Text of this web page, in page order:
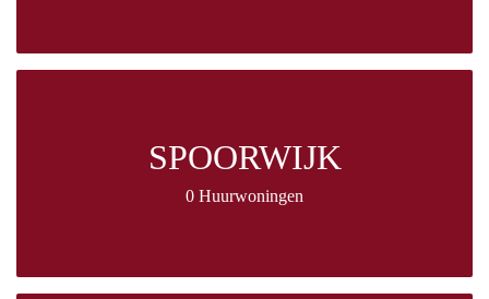
SPOORWIJK
0 Huurwoningen